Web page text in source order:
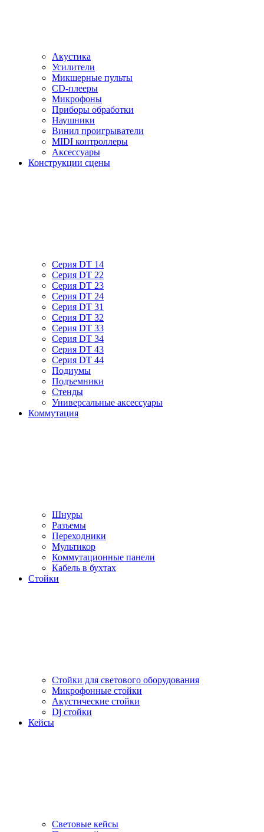
Акустика
Усилители
Микшерные пульты
CD-плееры
Микрофоны
Приборы обработки
Наушники
Винил проигрыватели
MIDI контроллеры
Аксессуары
Конструкции сцены
Серия DT 14
Серия DT 22
Серия DT 23
Серия DT 24
Серия DT 31
Серия DT 32
Серия DT 33
Серия DT 34
Серия DT 43
Серия DT 44
Подиумы
Подъемники
Стенды
Универсальные аксессуары
Коммутация
Шнуры
Разъемы
Переходники
Мультикор
Коммутационные панели
Кабель в бухтах
Стойки
Стойки для светового оборудования
Микрофонные стойки
Акустические стойки
Dj стойки
Кейсы
Световые кейсы